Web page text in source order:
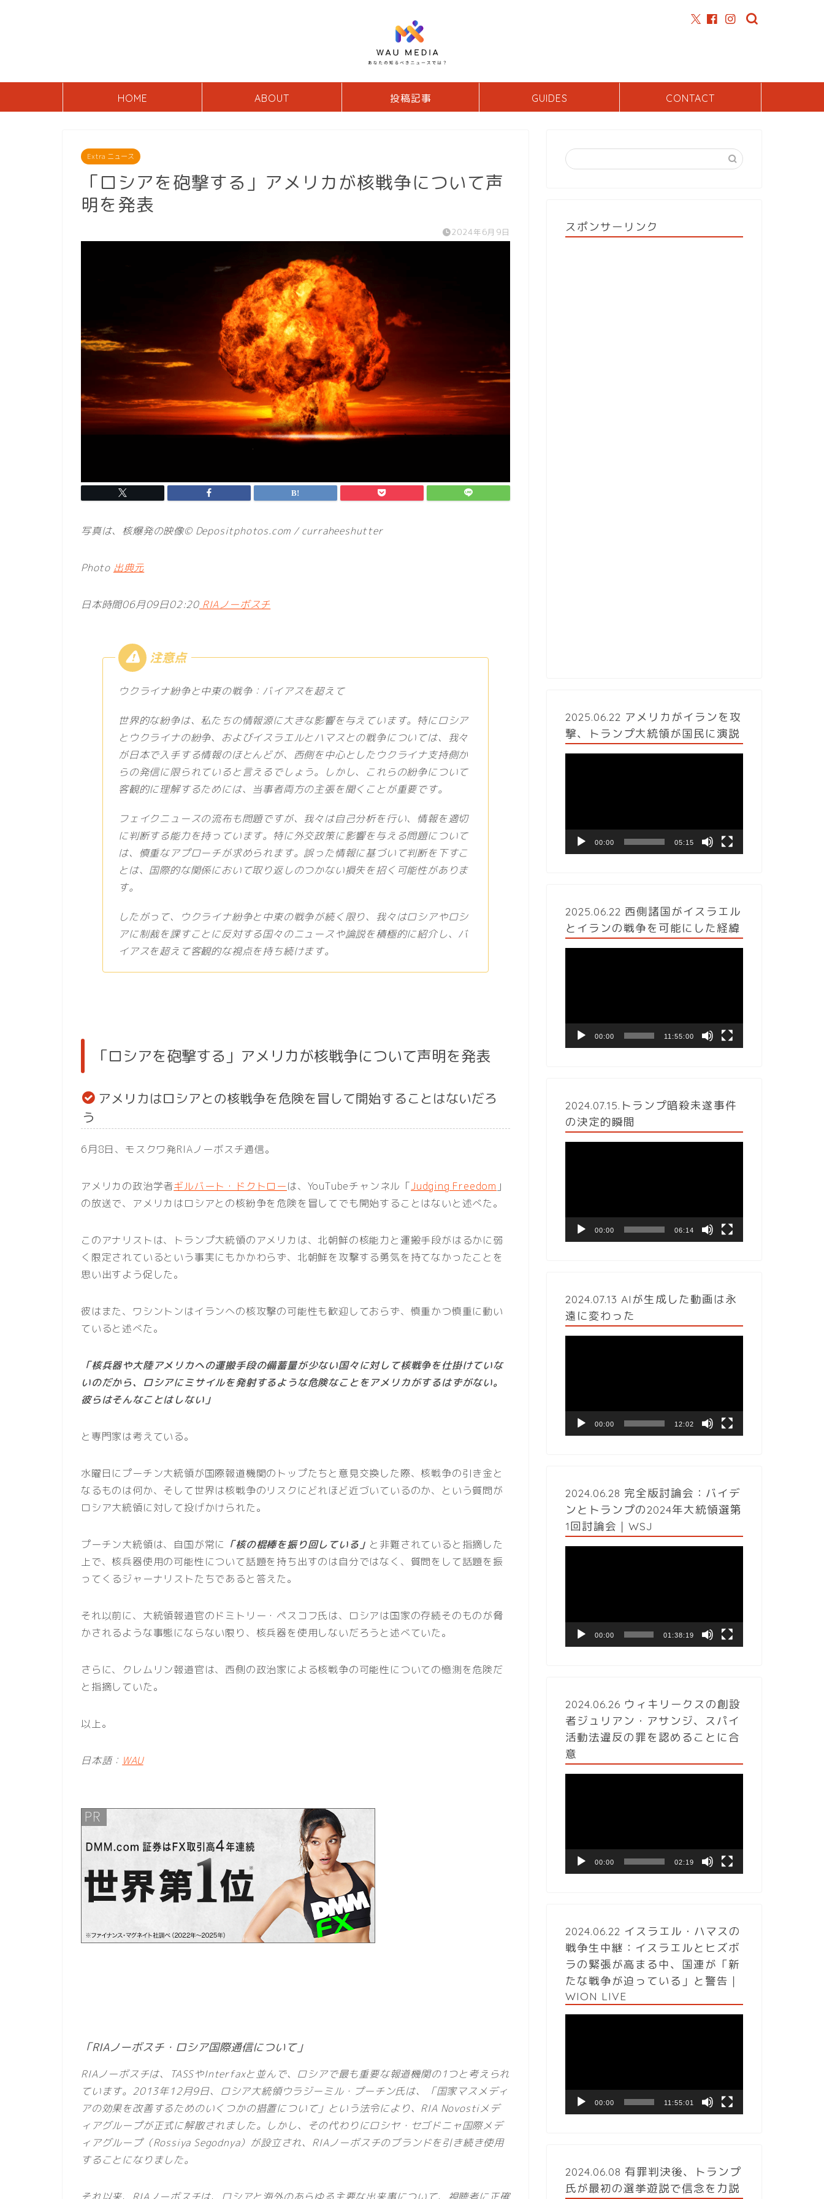
HOME ABOUT 投稿記事 GUIDES CONTACT
Extra ニュース
「ロシアを砲撃する」アメリカが核戦争について声
明を発表
2024年6月9日
写真は、核爆発の映像© Depositphotos.com / curraheeshutter
Photo 出典元
日本時間06月09日02:20 RIAノーボスチ
ウクライナ紛争と中東の戦争：バイアスを超えて
世界的な紛争は、私たちの情報源に大きな影響を与えています。特にロシア
とウクライナの紛争、およびイスラエルとハマスとの戦争については、我々
が日本で入手する情報のほとんどが、西側を中心としたウクライナ支持側か
らの発信に限られていると言えるでしょう。しかし、これらの紛争について
客観的に理解するためには、当事者両方の主張を聞くことが重要です。
フェイクニュースの流布も問題ですが、我々は自己分析を行い、情報を適切
に判断する能力を持っています。特に外交政策に影響を与える問題について
は、慎重なアプローチが求められます。誤った情報に基づいて判断を下すこ
とは、国際的な関係において取り返しのつかない損失を招く可能性がありま
す。
したがって、ウクライナ紛争と中東の戦争が続く限り、我々はロシアやロシ
アに制裁を課すことに反対する国々のニュースや論説を積極的に紹介し、バ
イアスを超えて客観的な視点を持ち続けます。
「ロシアを砲撃する」アメリカが核戦争について声明を発表
アメリカはロシアとの核戦争を危険を冒して開始することはないだろ
う
6月8日、モスクワ発RIAノーボスチ通信。
アメリカの政治学者ギルバート・ドクトローは、YouTubeチャンネル「Judging Freedom 」
の放送で、アメリカはロシアとの核紛争を危険を冒してでも開始することはないと述べた。
このアナリストは、トランプ大統領のアメリカは、北朝鮮の核能力と運搬手段がはるかに弱
く限定されているという事実にもかかわらず、北朝鮮を攻撃する勇気を持てなかったことを
思い出すよう促した。
彼はまた、ワシントンはイランへの核攻撃の可能性も歓迎しておらず、慎重かつ慎重に動い
ていると述べた。
「核兵器や大陸アメリカへの運搬手段の備蓄量が少ない国々に対して核戦争を仕掛けていな
いのだから、ロシアにミサイルを発射するような危険なことをアメリカがするはずがない。
彼らはそんなことはしない」
と専門家は考えている。
水曜日にプーチン大統領が国際報道機関のトップたちと意見交換した際、核戦争の引き金と
なるものは何か、そして世界は核戦争のリスクにどれほど近づいているのか、という質問が
ロシア大統領に対して投げかけられた。
プーチン大統領は、自国が常に 「核の棍棒を振り回している」 と非難されていると指摘した
上で、核兵器使用の可能性について話題を持ち出すのは自分ではなく、質問をして話題を振
ってくるジャーナリストたちであると答えた。
それ以前に、大統領報道官のドミトリー・ペスコフ氏は、ロシアは国家の存続そのものが脅
かされるような事態にならない限り、核兵器を使用しないだろうと述べていた。
さらに、クレムリン報道官は、西側の政治家による核戦争の可能性についての憶測を危険だ
と指摘していた。
以上。
日本語： WAU
「RIAノーボスチ・ロシア国際通信について」
RIAノーボスチは、TASSやInterfaxと並んで、ロシアで最も重要な報道機関の1つと考えられ
ています。2013年12月9日、ロシア大統領ウラジーミル・プーチン氏は、「国家マスメディ
アの効果を改善するためのいくつかの措置について」という法令により、RIA Novostiメデ
ィアグループが正式に解散されました。しかし、その代わりにロシヤ・セゴドニャ国際メデ
ィアグループ（Rossiya Segodnya）が設立され、RIAノーボスチのブランドを引き続き使用
することになりました。
スポンサーリンク
2025.06.22 アメリカがイランを攻
撃、トランプ大統領が国民に演説
ヤ
00:00 05:15
2025.06.22 西側諸国がイスラエル
とイランの戦争を可能にした経緯
ヤ
00:00 11:55:00
2024.07.15.トランプ暗殺未遂事件
の決定的瞬間
ヤ
00:00 06:14
2024.07.13 AIが生成した動画は永
遠に変わった
ヤ
00:00 12:02
2024.06.28 完全版討論会：バイデ
ンとトランプの2024年大統領選第
1回討論会｜WSJ
ヤ
00:00 01:38:19
2024.06.26 ウィキリークスの創設
者ジュリアン・アサンジ、スパイ
活動法違反の罪を認めることに合
意
ヤ
00:00 02:19
2024.06.22 イスラエル・ハマスの
戦争生中継：イスラエルとヒズボ
ラの緊張が高まる中、国連が「新
たな戦争が迫っている」と警告｜
WION LIVE
ヤ
00:00 11:55:01
2024.06.08 有罪判決後、トランプ
氏が最初の選挙遊説で信念を力説